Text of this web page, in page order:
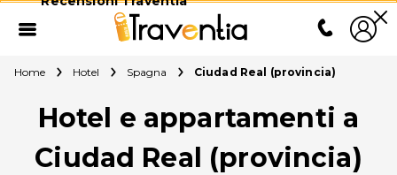
Home Hotel Spagna Ciudad Real (provincia)
Hotel e appartamenti a
Ciudad Real (provincia)